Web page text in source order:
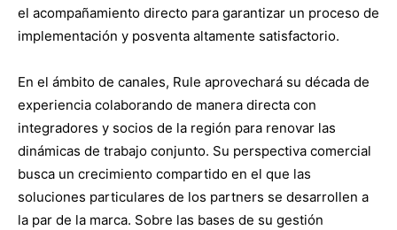
el acompañamiento directo para garantizar un proceso de
implementación y posventa altamente satisfactorio.
En el ámbito de canales, Rule aprovechará su década de
experiencia colaborando de manera directa con
integradores y socios de la región para renovar las
dinámicas de trabajo conjunto. Su perspectiva comercial
busca un crecimiento compartido en el que las
soluciones particulares de los partners se desarrollen a
la par de la marca. Sobre las bases de su gestión